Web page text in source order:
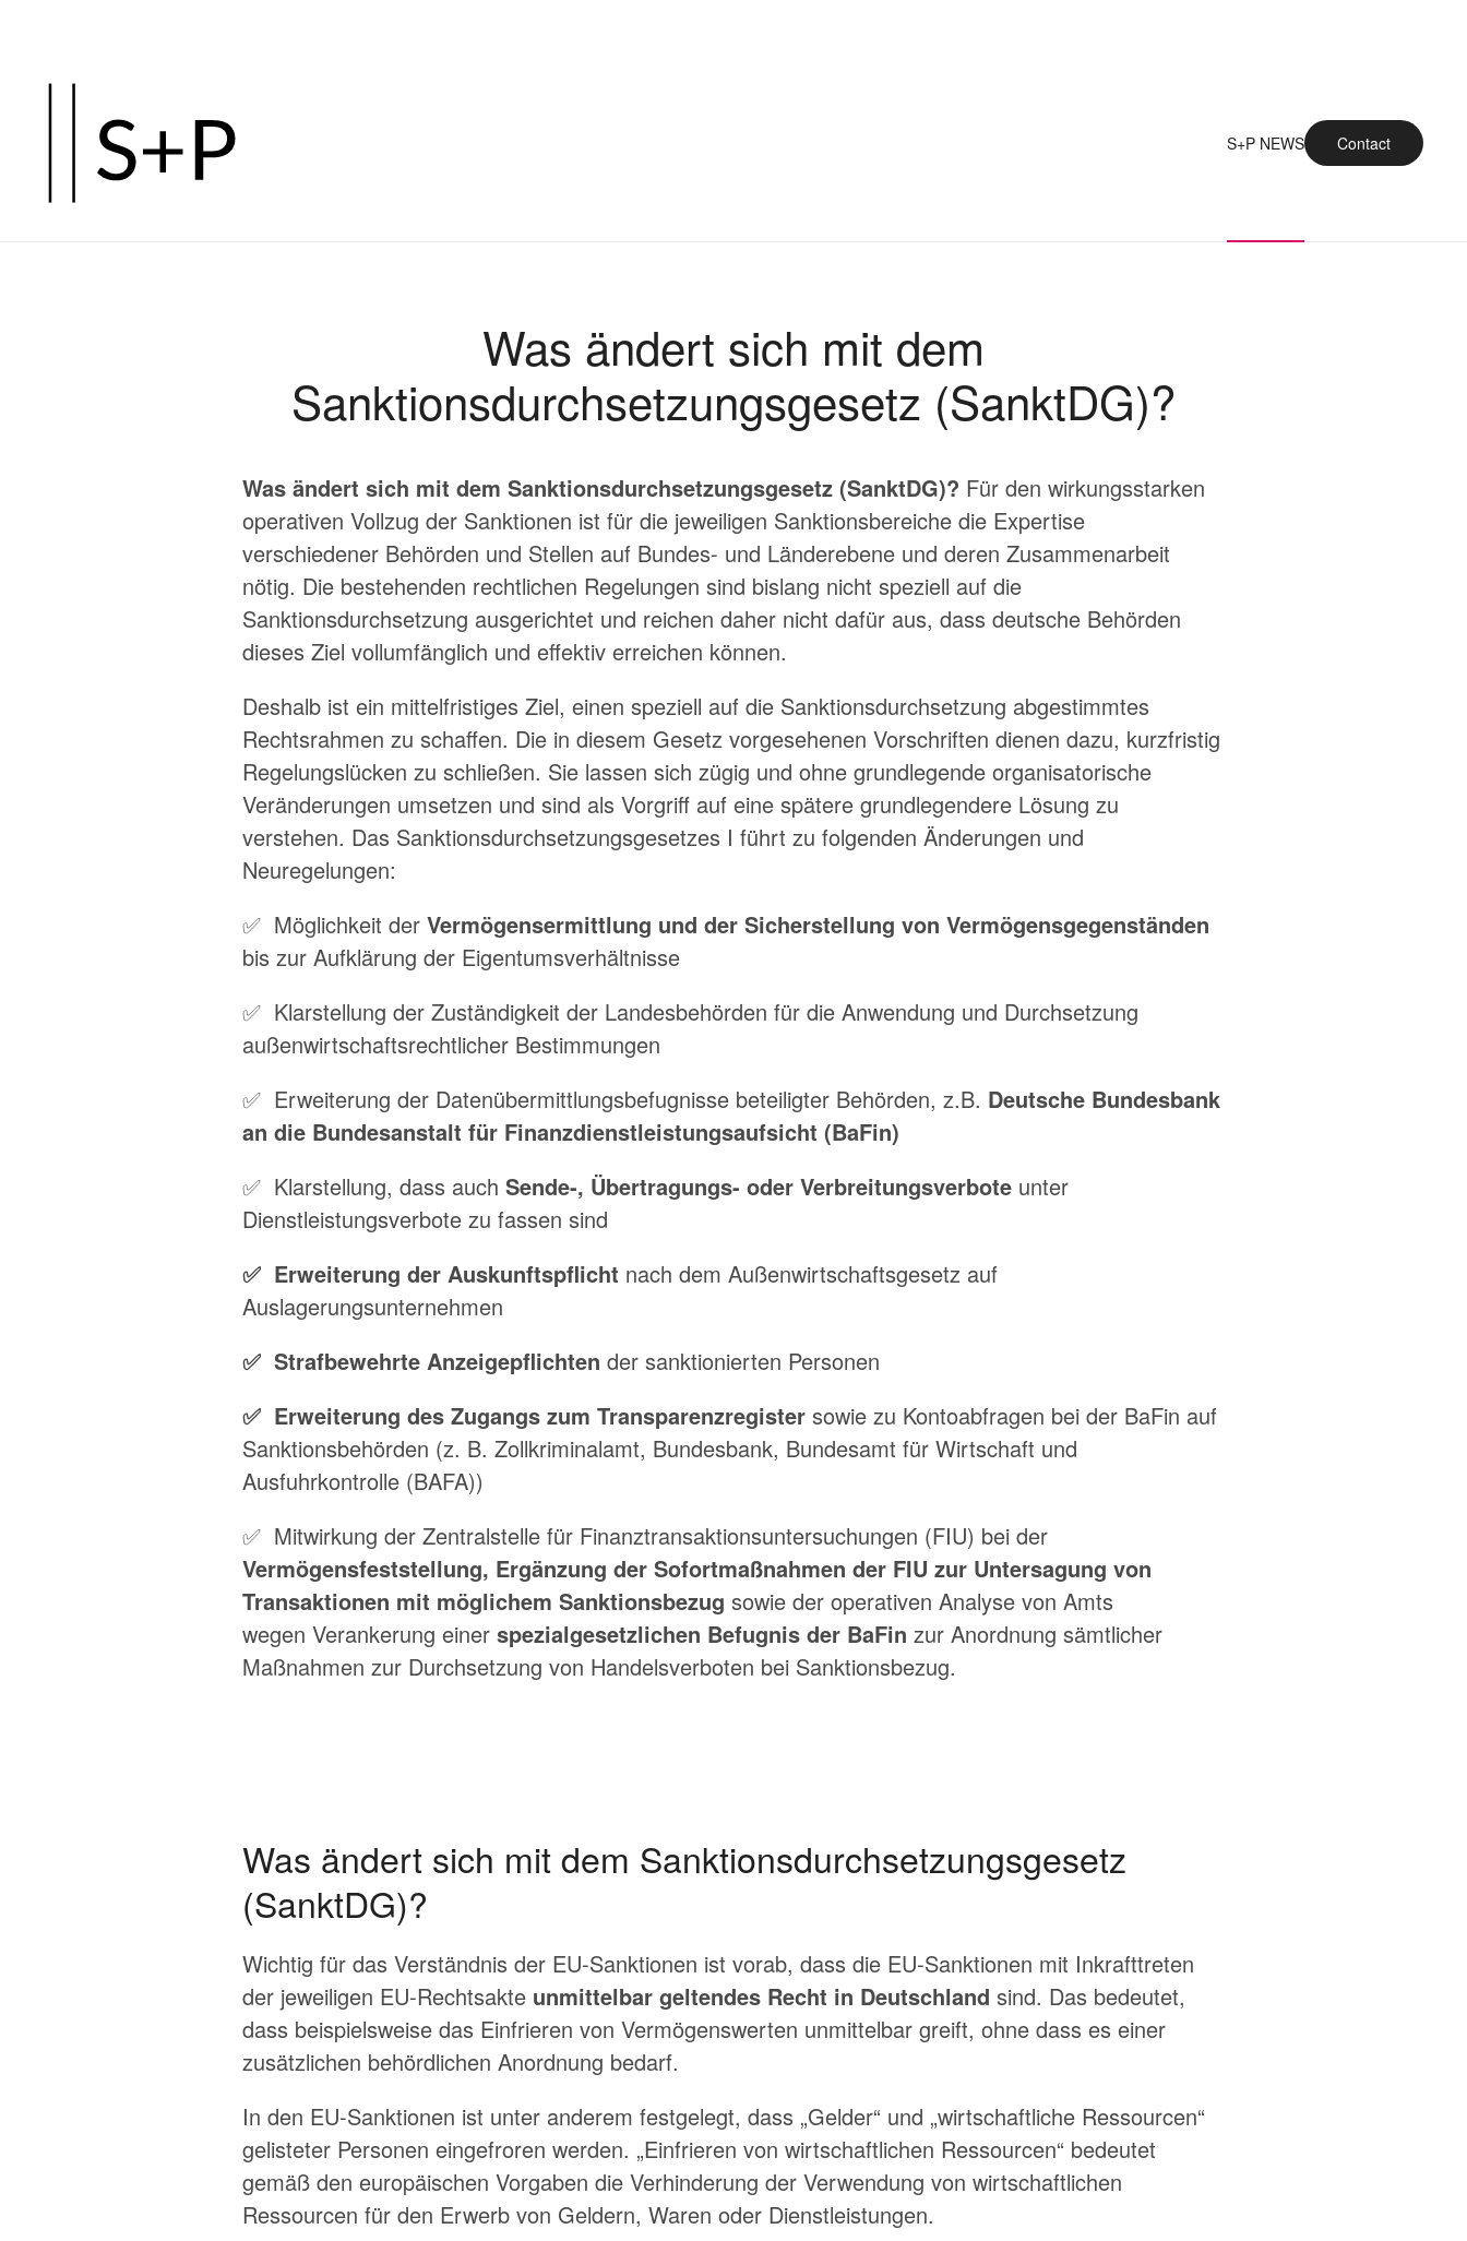
springen
S+P NEWS Contact
Was ändert sich mit dem
Sanktionsdurchsetzungsgesetz (SanktDG)?
Was ändert sich mit dem Sanktionsdurchsetzungsgesetz (SanktDG)? Für den wirkungsstarken
operativen Vollzug der Sanktionen ist für die jeweiligen Sanktionsbereiche die Expertise
verschiedener Behörden und Stellen auf Bundes- und Länderebene und deren Zusammenarbeit
nötig. Die bestehenden rechtlichen Regelungen sind bislang nicht speziell auf die
Sanktionsdurchsetzung ausgerichtet und reichen daher nicht dafür aus, dass deutsche Behörden
dieses Ziel vollumfänglich und effektiv erreichen können.
Deshalb ist ein mittelfristiges Ziel, einen speziell auf die Sanktionsdurchsetzung abgestimmtes
Rechtsrahmen zu schaffen. Die in diesem Gesetz vorgesehenen Vorschriften dienen dazu, kurzfristig
Regelungslücken zu schließen. Sie lassen sich zügig und ohne grundlegende organisatorische
Veränderungen umsetzen und sind als Vorgriff auf eine spätere grundlegendere Lösung zu
verstehen. Das Sanktionsdurchsetzungsgesetzes I führt zu folgenden Änderungen und
Neuregelungen:
✅ Möglichkeit der Vermögensermittlung und der Sicherstellung von Vermögensgegenständen
bis zur Aufklärung der Eigentumsverhältnisse
✅ Klarstellung der Zuständigkeit der Landesbehörden für die Anwendung und Durchsetzung
außenwirtschaftsrechtlicher Bestimmungen
✅ Erweiterung der Datenübermittlungsbefugnisse beteiligter Behörden, z.B. Deutsche Bundesbank
an die Bundesanstalt für Finanzdienstleistungsaufsicht (BaFin)
✅ Klarstellung, dass auch Sende-, Übertragungs- oder Verbreitungsverbote unter
Dienstleistungsverbote zu fassen sind
✅ Erweiterung der Auskunftspflicht nach dem Außenwirtschaftsgesetz auf
Auslagerungsunternehmen
✅ Strafbewehrte Anzeigepflichten der sanktionierten Personen
✅ Erweiterung des Zugangs zum Transparenzregister sowie zu Kontoabfragen bei der BaFin auf
Sanktionsbehörden (z. B. Zollkriminalamt, Bundesbank, Bundesamt für Wirtschaft und
Ausfuhrkontrolle (BAFA))
✅ Mitwirkung der Zentralstelle für Finanztransaktionsuntersuchungen (FIU) bei der
Vermögensfeststellung, Ergänzung der Sofortmaßnahmen der FIU zur Untersagung von
Transaktionen mit möglichem Sanktionsbezug sowie der operativen Analyse von Amts
wegen Verankerung einer spezialgesetzlichen Befugnis der BaFin zur Anordnung sämtlicher
Maßnahmen zur Durchsetzung von Handelsverboten bei Sanktionsbezug.
Was ändert sich mit dem Sanktionsdurchsetzungsgesetz
(SanktDG)?
Wichtig für das Verständnis der EU-Sanktionen ist vorab, dass die EU-Sanktionen mit Inkrafttreten
der jeweiligen EU-Rechtsakte unmittelbar geltendes Recht in Deutschland sind. Das bedeutet,
dass beispielsweise das Einfrieren von Vermögenswerten unmittelbar greift, ohne dass es einer
zusätzlichen behördlichen Anordnung bedarf.
In den EU-Sanktionen ist unter anderem festgelegt, dass „Gelder“ und „wirtschaftliche Ressourcen“
gelisteter Personen eingefroren werden. „Einfrieren von wirtschaftlichen Ressourcen“ bedeutet
gemäß den europäischen Vorgaben die Verhinderung der Verwendung von wirtschaftlichen
Ressourcen für den Erwerb von Geldern, Waren oder Dienstleistungen.